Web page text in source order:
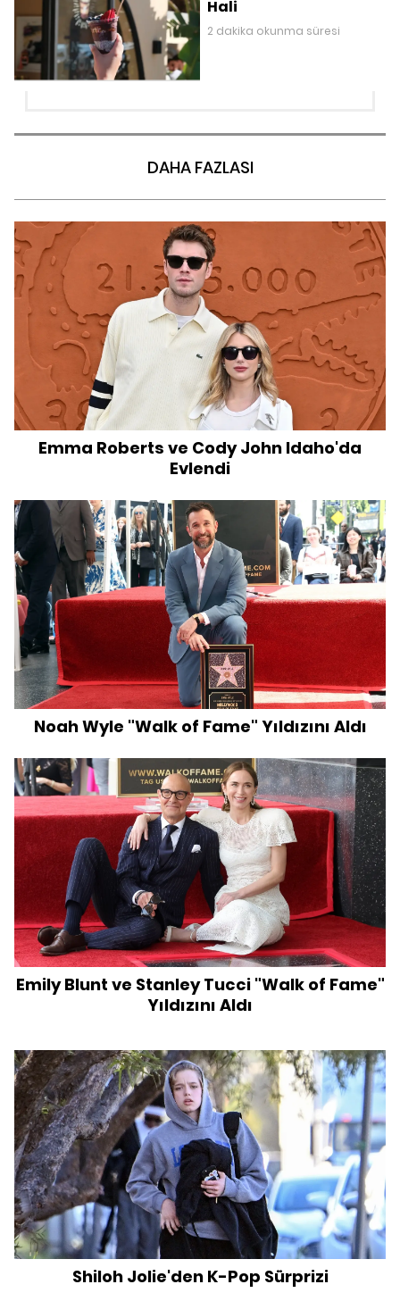
Hali
2 dakika okunma süresi
DAHA FAZLASI
Emma Roberts ve Cody John Idaho'da
Evlendi
Noah Wyle "Walk of Fame" Yıldızını Aldı
Emily Blunt ve Stanley Tucci "Walk of Fame"
Yıldızını Aldı
Shiloh Jolie'den K-Pop Sürprizi